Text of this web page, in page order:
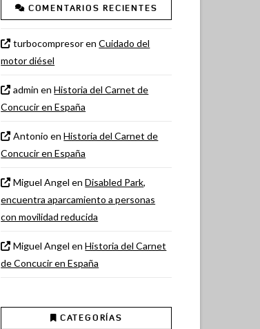
COMENTARIOS RECIENTES
turbocompresorenCuidado del
motor diésel
admin enHistoria del Carnet de
Concucir en España
Antonio enHistoria del Carnet de
Concucir en España
Miguel Angel enDisabled Park,
encuentra aparcamiento a personas
con movilidad reducida
Miguel Angel enHistoria del Carnet
de Concucir en España
CATEGORÍAS